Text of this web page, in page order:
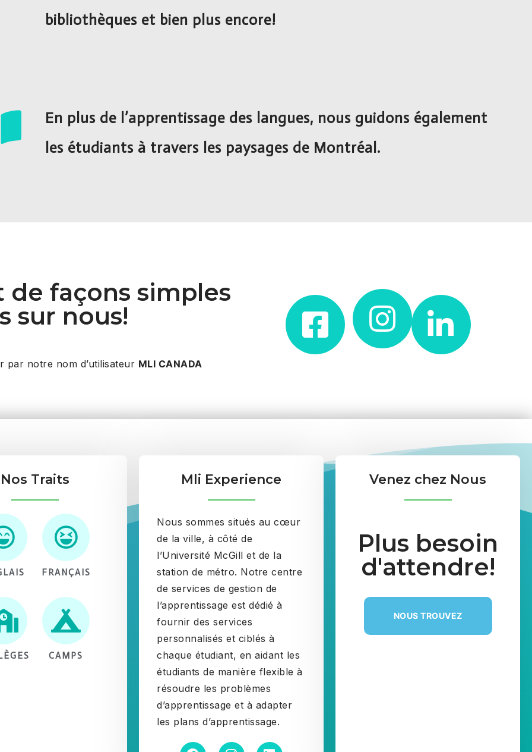
bibliothèques et bien plus encore!
En plus de l’apprentissage des langues, nous guidons également
les étudiants à travers les paysages de Montréal.
façons simples
sur nous!
par notre nom d’utilisateur MLI CANADA
Nos Traits
FRANÇAIS
CAMPS
Mli Experience
Nous sommes situés au cœur
de la ville, à côté de
l’Université McGill et de la
station de métro. Notre centre
de services de gestion de
l’apprentissage est dédié à
fournir des services
personnalisés et ciblés à
chaque étudiant, en aidant les
étudiants de manière flexible à
résoudre les problèmes
d’apprentissage et à adapter
les plans d’apprentissage.
Venez chez Nous
Plus besoin
d'attendre!
NOUS TROUVEZ